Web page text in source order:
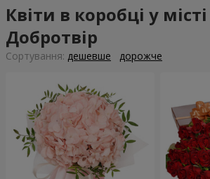
Квіти в коробці у місті
Добротвір
Сортування: дешевше дорожче